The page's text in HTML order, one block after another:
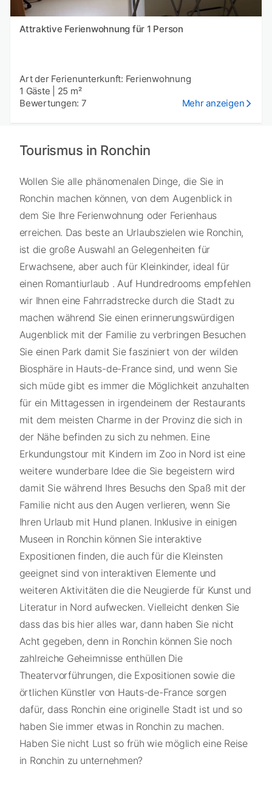
Attraktive Ferienwohnung für 1 Person
Art der Ferienunterkunft: Ferienwohnung
1 Gäste
25 m²
Bewertungen: 7
Mehr anzeigen
Tourismus in Ronchin
Wollen Sie alle phänomenalen Dinge, die Sie in
Ronchin machen können, von dem Augenblick in
dem Sie Ihre Ferienwohnung oder Ferienhaus
erreichen. Das beste an Urlaubszielen wie Ronchin,
ist die große Auswahl an Gelegenheiten für
Erwachsene, aber auch für Kleinkinder, ideal für
einen Romantiurlaub . Auf Hundredrooms empfehlen
wir Ihnen eine Fahrradstrecke durch die Stadt zu
machen während Sie einen erinnerungswürdigen
Augenblick mit der Familie zu verbringen Besuchen
Sie einen Park damit Sie fasziniert von der wilden
Biosphäre in Hauts-de-France sind, und wenn Sie
sich müde gibt es immer die Möglichkeit anzuhalten
für ein Mittagessen in irgendeinem der Restaurants
mit dem meisten Charme in der Provinz die sich in
der Nähe befinden zu sich zu nehmen. Eine
Erkundungstour mit Kindern im Zoo in Nord ist eine
weitere wunderbare Idee die Sie begeistern wird
damit Sie während Ihres Besuchs den Spaß mit der
Familie nicht aus den Augen verlieren, wenn Sie
Ihren Urlaub mit Hund planen. Inklusive in einigen
Museen in Ronchin können Sie interaktive
Expositionen finden, die auch für die Kleinsten
geeignet sind von interaktiven Elemente und
weiteren Aktivitäten die die Neugierde für Kunst und
Literatur in Nord aufwecken. Vielleicht denken Sie
dass das bis hier alles war, dann haben Sie nicht
Acht gegeben, denn in Ronchin können Sie noch
zahlreiche Geheimnisse enthüllen Die
Theatervorführungen, die Expositionen sowie die
örtlichen Künstler von Hauts-de-France sorgen
dafür, dass Ronchin eine originelle Stadt ist und so
haben Sie immer etwas in Ronchin zu machen.
Haben Sie nicht Lust so früh wie möglich eine Reise
in Ronchin zu unternehmen?